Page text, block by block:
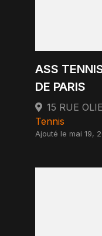
ASS
DE PARIS
15 RUE
Tennis
Ajouté le mai 19,